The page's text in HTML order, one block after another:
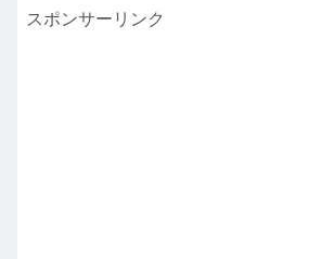
スポンサーリンク